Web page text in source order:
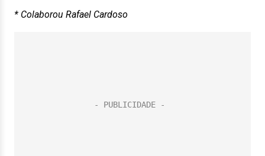
* Colaborou Rafael Cardoso